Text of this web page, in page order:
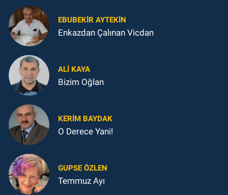
EBUBEKIR AYTEKIN
Enkazdan Çalınan Vicdan
ALI KAYA
Bizim Oğlan
KERIM BAYDAK
O Derece Yani!
GUPSE ÖZLEN
Temmuz Ayı